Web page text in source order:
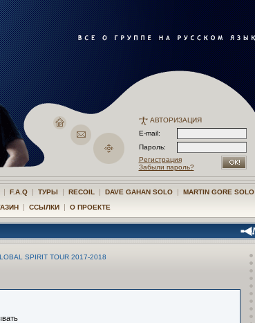
АВТОРИЗАЦИЯ
E-mail:
Пароль:
Регистрация
Забыли пароль?
| F.A.Q | ТУРЫ | RECOIL | DAVE GAHAN SOLO | MARTIN GORE SOLO
| ССЫЛКИ | О ПРОЕКТЕ
SPIRIT TOUR 2017-2018